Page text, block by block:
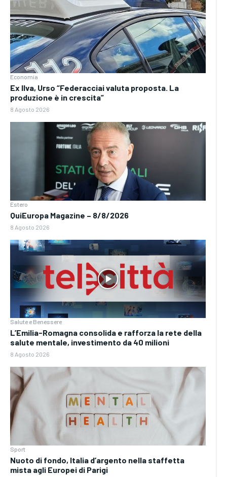
Economia
Ex Ilva, Urso “Federacciai valuta proposta. La
produzione è in crescita”
8 Agosto 2026
Estero
QuiEuropa Magazine – 8/8/2026
8 Agosto 2026
Salute e Benessere
L’Emilia-Romagna consolida e rafforza la rete della
salute mentale, investimento da 40 milioni
8 Agosto 2026
Sport
Nuoto di fondo, Italia d’argento nella staffetta
mista agli Europei di Parigi